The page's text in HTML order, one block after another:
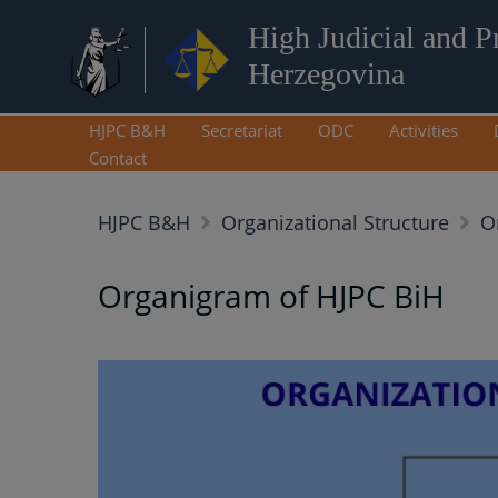
High Judicial and
Herzegovina
HJPC B&H Secretariat ODC Activities
Contact
HJPC B&H Organizational Structure
Organigram of HJPC BiH